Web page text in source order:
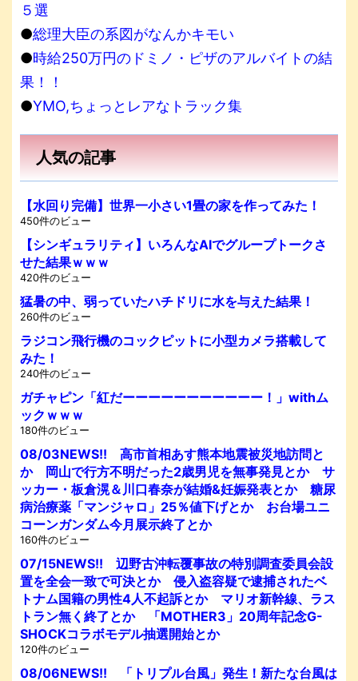
５選
●総理大臣の系図がなんかキモい
●時給250万円のドミノ・ピザのアルバイトの結
果！！
●YMO,ちょっとレアなトラック集
人気の記事
【水回り完備】世界一小さい1畳の家を作ってみた！
450件のビュー
【シンギュラリティ】いろんなAIでグループトークさ
せた結果ｗｗｗ
420件のビュー
猛暑の中、弱っていたハチドリに水を与えた結果！
260件のビュー
ラジコン飛行機のコックピットに小型カメラ搭載して
みた！
240件のビュー
ガチャピン「紅だーーーーーーーーーーー！」withム
ックｗｗｗ
180件のビュー
08/03NEWS!! 高市首相あす熊本地震被災地訪問と
か 岡山で行方不明だった2歳男児を無事発見とか サ
ッカー・板倉滉＆川口春奈が結婚&妊娠発表とか 糖尿
病治療薬「マンジャロ」25％値下げとか お台場ユニ
コーンガンダム今月展示終了とか
160件のビュー
07/15NEWS!! 辺野古沖転覆事故の特別調査委員会設
置を全会一致で可決とか 侵入盗容疑で逮捕されたベ
トナム国籍の男性4人不起訴とか マリオ新幹線、ラス
トラン無く終了とか 「MOTHER3」20周年記念G-
SHOCKコラボモデル抽選開始とか
120件のビュー
08/06NEWS!! 「トリプル台風」発生！新たな台風は